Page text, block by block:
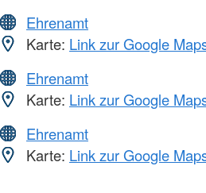
Ehrenamt
Karte: Link zur Google
Ehrenamt
Karte: Link zur Google
Ehrenamt
Karte: Link zur Google